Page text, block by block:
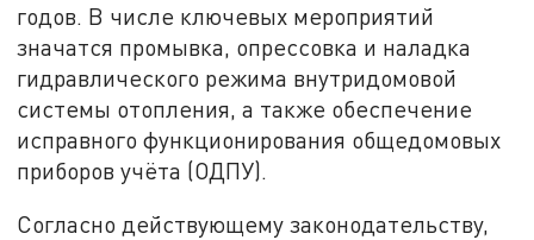
годов. В числе ключевых мероприятий
значатся промывка, опрессовка и наладка
гидравлического режима внутридомовой
системы отопления, а также обеспечение
исправного функционирования общедомовых
приборов учёта (ОДПУ).
Согласно действующему законодательству,